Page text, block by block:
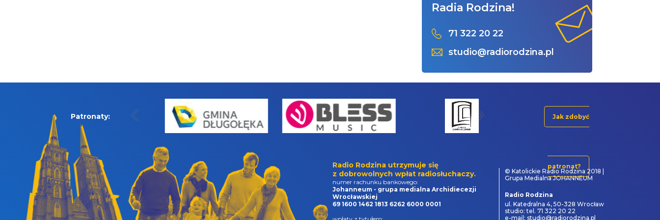
Radia Rodzina!
71 322 20 22
studio@radiorodzina.pl
Patronaty: Jak zdobyć
patronat?
Radio Rodzina utrzymuje się
z dobrowolnych wpłat radiosłuchaczy.
numer rachunku bankowego:
Johanneum - grupa medialna Archidiecezji
Wrocławskiej
69 1600 1462 1813 6262 6000 0001
© Katolickie Radio Rodzina 2018 |
Grupa Medialna JOHANNEUM
Radio Rodzina
ul. Katedralna 4, 50-328 Wrocław
studio: tel. 71 322 20 22
e-mail: studio@radiorodzina.pl